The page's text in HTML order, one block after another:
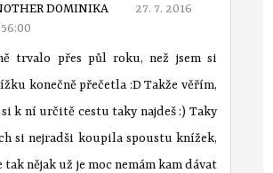
DOMINIKA
27. 7. 2016
trvalo přes půl roku, než jsem si
konečně přečetla :D Takže věřím,
si k ní určitě cestu taky najdeš :) Taky
si nejradši koupila spoustu knížek,
tak nějak už je moc nemám kam dávat